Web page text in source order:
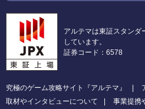
アルテマは東証スタンダ
しています。
証券コード：6578
究極のゲーム攻略サイト『アルテマ』
取材やインタビューについて
事業提携